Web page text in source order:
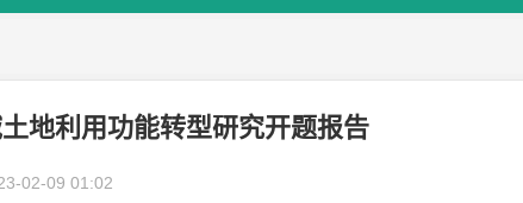
地利用功能转型研究开题报告
02-09 01:02